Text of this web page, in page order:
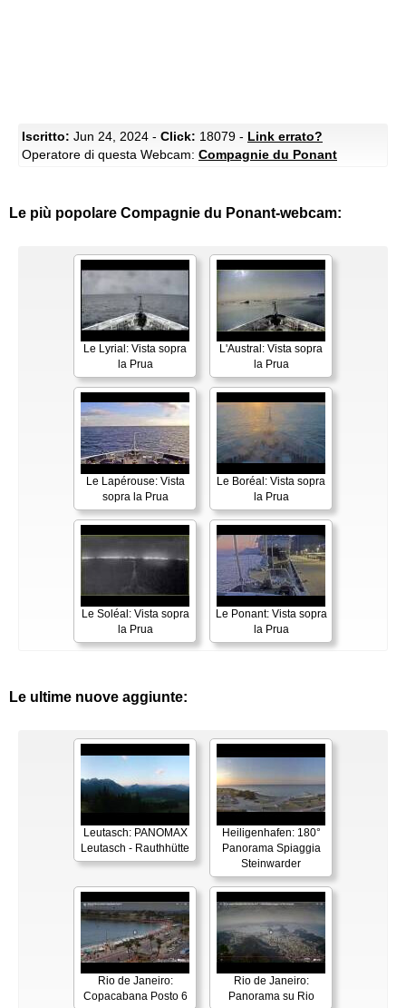
Iscritto: Jun 24, 2024 - Click: 18079 - Link errato?
Operatore di questa Webcam: Compagnie du Ponant
Le più popolare Compagnie du Ponant-webcam:
Le Lyrial: Vista sopra
la Prua
L'Austral: Vista sopra
la Prua
Le Lapérouse: Vista
sopra la Prua
Le Boréal: Vista sopra
la Prua
Le Soléal: Vista sopra
la Prua
Le Ponant: Vista sopra
la Prua
Le ultime nuove aggiunte:
Leutasch: PANOMAX
Leutasch - Rauthhütte
Heiligenhafen: 180°
Panorama Spiaggia
Steinwarder
Rio de Janeiro:
Copacabana Posto 6
Rio de Janeiro:
Panorama su Rio